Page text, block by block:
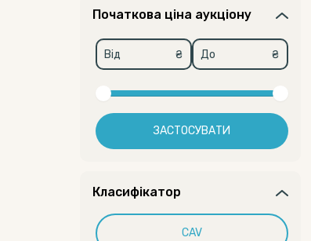
Початкова ціна аукціону
₴ ₴
ЗАСТОСУВАТИ
Класифікатор
CAV